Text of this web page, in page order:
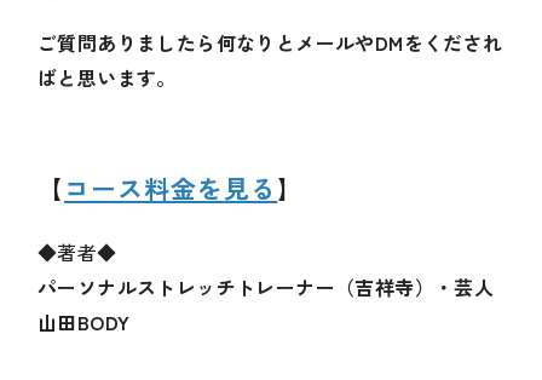
ご質問ありましたら何なりとメールやDMをくだされ
ばと思います。
【 コース料金を見る 】
◆著者◆
パーソナルストレッチトレーナー（吉祥寺）・芸人
山田BODY